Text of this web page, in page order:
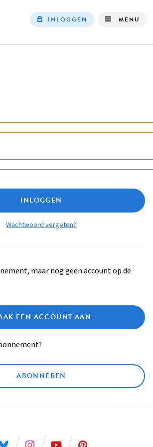
INLOGGEN MENU
INLOGGEN
Wachtwoord vergeten?
maar nog geen account op de
EEN ACCOUNT AAN
ABONNEREN